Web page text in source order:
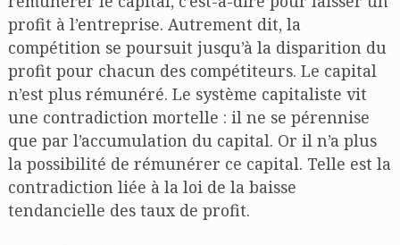
profit à l’entreprise. Autrement dit, la
compétition se poursuit jusqu’à la disparition du
profit pour chacun des compétiteurs. Le capital
n’est plus rémunéré. Le système capitaliste vit
une contradiction mortelle : il ne se pérennise
que par l’accumulation du capital. Or il n’a plus
la possibilité de rémunérer ce capital. Telle est la
contradiction liée à la loi de la baisse
tendancielle des taux de profit.